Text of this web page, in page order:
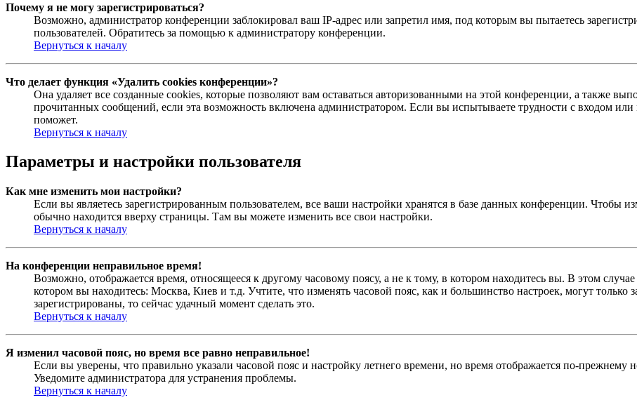
Почему я не могу зарегистрироваться?
Возможно, администратор конференции заблокировал ваш IP-адрес или запретил имя, под которым вы пытаетесь
пользователей. Обратитесь за помощью к администратору конференции.
Вернуться к началу
Что делает функция «Удалить cookies конференции»?
Она удаляет все созданные cookies, которые позволяют вам оставаться авторизованными на этой конференции, а также
прочитанных сообщений, если эта возможность включена администратором. Если вы испытываете трудности с входом
поможет.
Вернуться к началу
Параметры и настройки пользователя
Как мне изменить мои настройки?
Если вы являетесь зарегистрированным пользователем, все ваши настройки хранятся в базе данных конференции. Чтобы
обычно находится вверху страницы. Там вы можете изменить все свои настройки.
Вернуться к началу
На конференции неправильное время!
Возможно, отображается время, относящееся к другому часовому поясу, а не к тому, в котором находитесь вы. В этом
котором вы находитесь: Москва, Киев и т.д. Учтите, что изменять часовой пояс, как и большинство настроек, могут только
зарегистрированы, то сейчас удачный момент сделать это.
Вернуться к началу
Я изменил часовой пояс, но время все равно неправильное!
Если вы уверены, что правильно указали часовой пояс и настройку летнего времени, но время отображается по-прежнему
Уведомите администратора для устранения проблемы.
Вернуться к началу